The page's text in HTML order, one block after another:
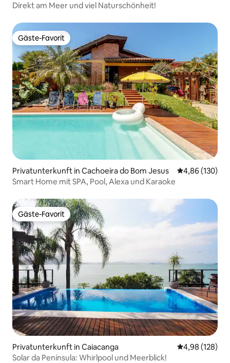
Direkt am Meer und viel Naturschönheit!
Gäste-Favorit
Gäste-Favorit
Privatunterkunft in Cachoeira do Bom Jesus
4,86 (130)
Smart Home mit SPA, Pool, Alexa und Karaoke
Gäste-Favorit
Gäste-Favorit
Privatunterkunft in Caiacanga
4,98 (128)
Solar da Península: Whirlpool und Meerblick!